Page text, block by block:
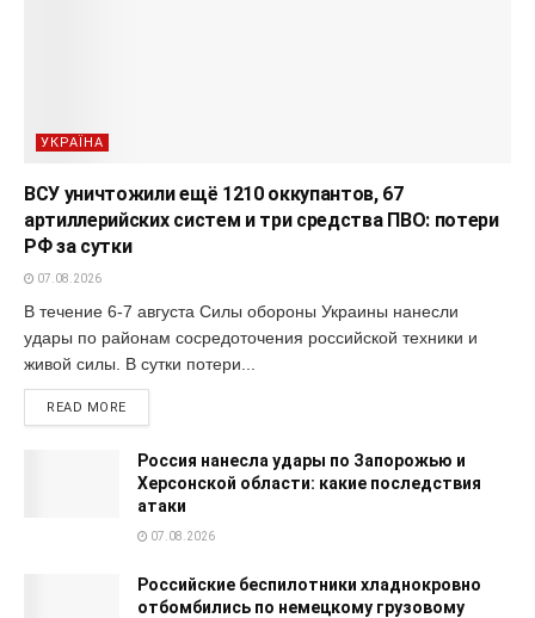
УКРАЇНА
ВСУ уничтожили ещё 1210 оккупантов, 67
артиллерийских систем и три средства ПВО: потери
РФ за сутки
07.08.2026
В течение 6-7 августа Силы обороны Украины нанесли
удары по районам сосредоточения российской техники и
живой силы. В сутки потери...
READ MORE
Россия нанесла удары по Запорожью и
Херсонской области: какие последствия
атаки
07.08.2026
Российские беспилотники хладнокровно
отбомбились по немецкому грузовому